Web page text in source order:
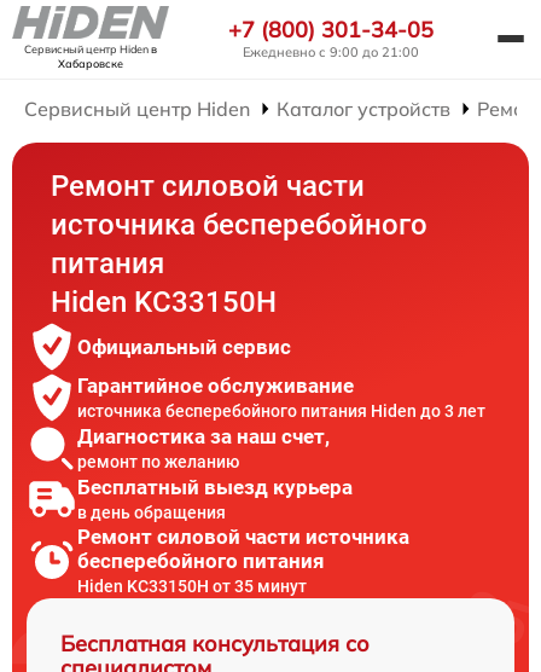
Сервисный центр Hidenв
Хабаровске
+7 (800) 301-34-05
Ежедневно с 9:00 до 21:00
Сервисный центр Hiden Каталог устройств
Ремонт силовой части
источника бесперебойного
питания
Hiden KC33150H
Официальный сервис
Гарантийное обслуживание
источника бесперебойного питания Hiden до 3 лет
Диагностика за наш счет,
ремонт по желанию
Бесплатный выезд курьера
в день обращения
Ремонт силовой части источника
бесперебойного питания
Hiden KC33150H от 35 минут
Бесплатная консультация со